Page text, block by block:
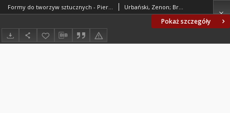
Pokaż szczegóły
Formy do tworzyw sztucznych - Pierścienie centrujące BN-77/1695-04 Urbański, Zenon; Brzozowska, Barbara; Fabryka Pras Automatycznych Zakład nr 4, Zakładowe Biuro Rozwojowe FORMET - Bydgoszcz. Oprac.